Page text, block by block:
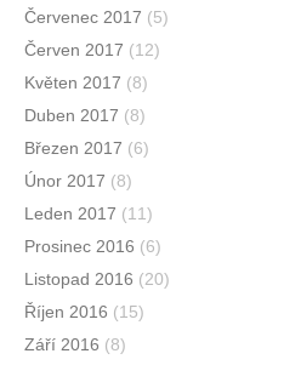
Červenec 2017 (5)
Červen 2017 (12)
Květen 2017 (8)
Duben 2017 (8)
Březen 2017 (6)
Únor 2017 (8)
Leden 2017 (11)
Prosinec 2016 (6)
Listopad 2016 (20)
Říjen 2016 (15)
Září 2016 (8)